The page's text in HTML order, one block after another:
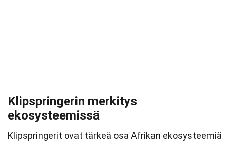
Klipspringerin merkitys
ekosysteemissä
Klipspringerit ovat tärkeä osa Afrikan ekosysteemiä